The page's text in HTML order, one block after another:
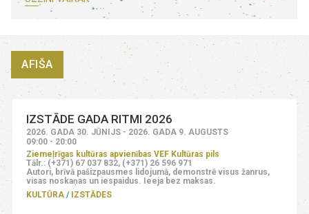
AFIŠA
IZSTĀDE GADA RITMI 2026
2026. GADA 30. JŪNIJS - 2026. GADA 9. AUGUSTS
09:00 - 20:00
Ziemeļrīgas kultūras apvienības VEF Kultūras pils
Tālr.: (+371) 67 037 832, (+371) 26 596 971
Autori, brīvā pašizpausmes lidojumā, demonstrē visus žanrus,
visas noskaņas un iespaidus. Ieeja bez maksas.
KULTŪRA
IZSTĀDES